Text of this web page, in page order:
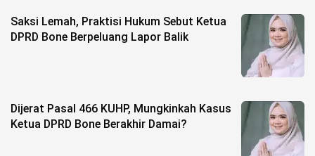
Saksi Lemah, Praktisi Hukum Sebut Ketua
DPRD Bone Berpeluang Lapor Balik
Dijerat Pasal 466 KUHP, Mungkinkah Kasus
Ketua DPRD Bone Berakhir Damai?